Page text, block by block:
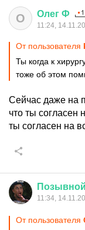
О Олег Ф
11:24,
От пользователя
Ты когда к
тоже об этом
Сейчас даже на
что ты согласен
ты согласен на
Позывной
11:34,
От пользователя